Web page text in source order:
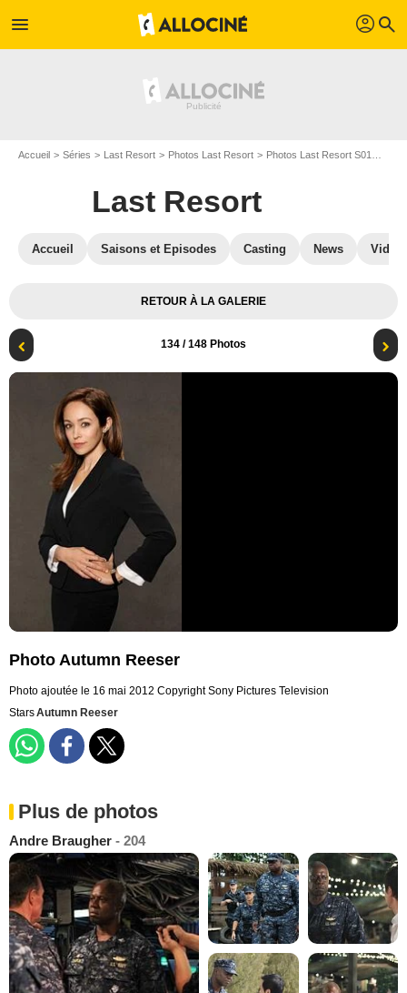
menu profil search
Accueil Séries Last Resort Photos Last Resort Photos Last Resort S01
Last Resort
Accueil Saisons et Episodes Casting News
RETOUR À LA GALERIE
134 / 148 Photos
Photo Autumn Reeser
Photo ajoutée le 16 mai 2012 Copyright Sony Pictures Television
StarsAutumn Reeser
Plus de photos
Andre Braugher - 204